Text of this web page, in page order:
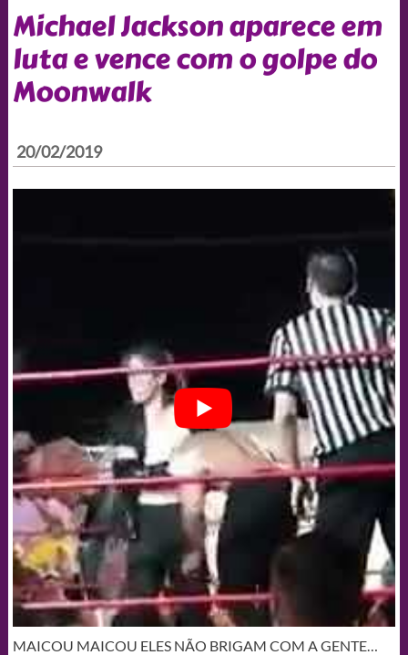
Michael Jackson aparece em
luta e vence com o golpe do
Moonwalk
20/02/2019
MAICOU MAICOU ELES NÃO BRIGAM COM A GENTE…